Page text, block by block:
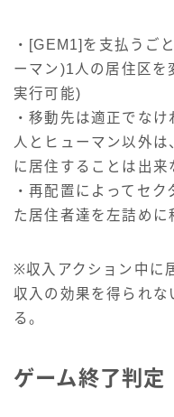
・[GEM1]を支払うご
ーマン)1人の居住区を
実行可能)
・移動先は適正でな
人とヒューマン以外
に居住することは出来
・再配置によってセ
た居住者達を左詰めに
※収入アクション中に
収入の効果を得られな
る。
ゲーム終了判定